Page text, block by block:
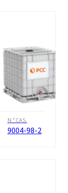
N ° CAS.
9004-98-2